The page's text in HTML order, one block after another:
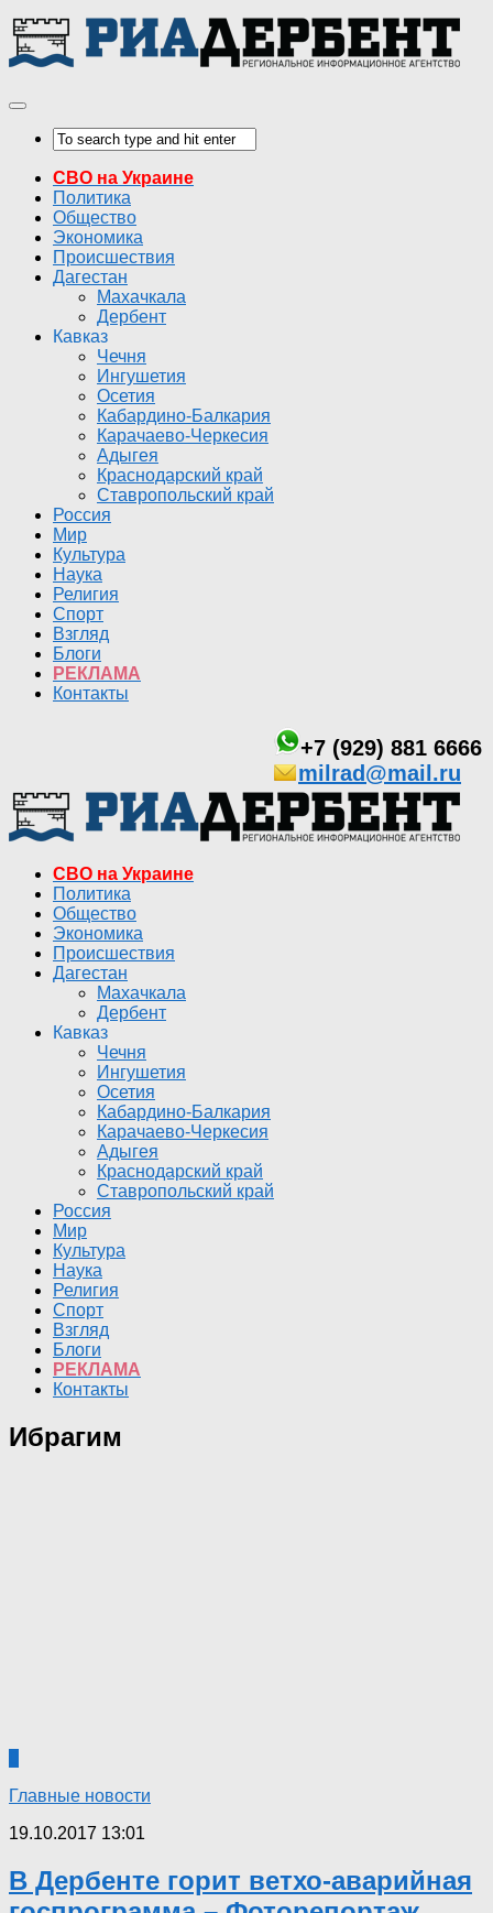
СВО на Украине
Политика
Общество
Экономика
Происшествия
Дагестан
Махачкала
Дербент
Кавказ
Чечня
Ингушетия
Осетия
Кабардино-Балкария
Карачаево-Черкесия
Адыгея
Краснодарский край
Ставропольский край
Россия
Мир
Культура
Наука
Религия
Спорт
Взгляд
Блоги
РЕКЛАМА
Контакты
+7 (929) 881 6666
milrad@mail.ru
СВО на Украине
Политика
Общество
Экономика
Происшествия
Дагестан
Махачкала
Дербент
Кавказ
Чечня
Ингушетия
Осетия
Кабардино-Балкария
Карачаево-Черкесия
Адыгея
Краснодарский край
Ставропольский край
Россия
Мир
Культура
Наука
Религия
Спорт
Взгляд
Блоги
РЕКЛАМА
Контакты
Ибрагим
Главные новости
19.10.2017 13:01
В Дербенте горит ветхо-аварийная